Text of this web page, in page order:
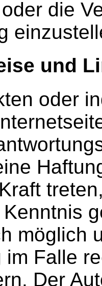
die
und
oder
möglich
im Falle
Der